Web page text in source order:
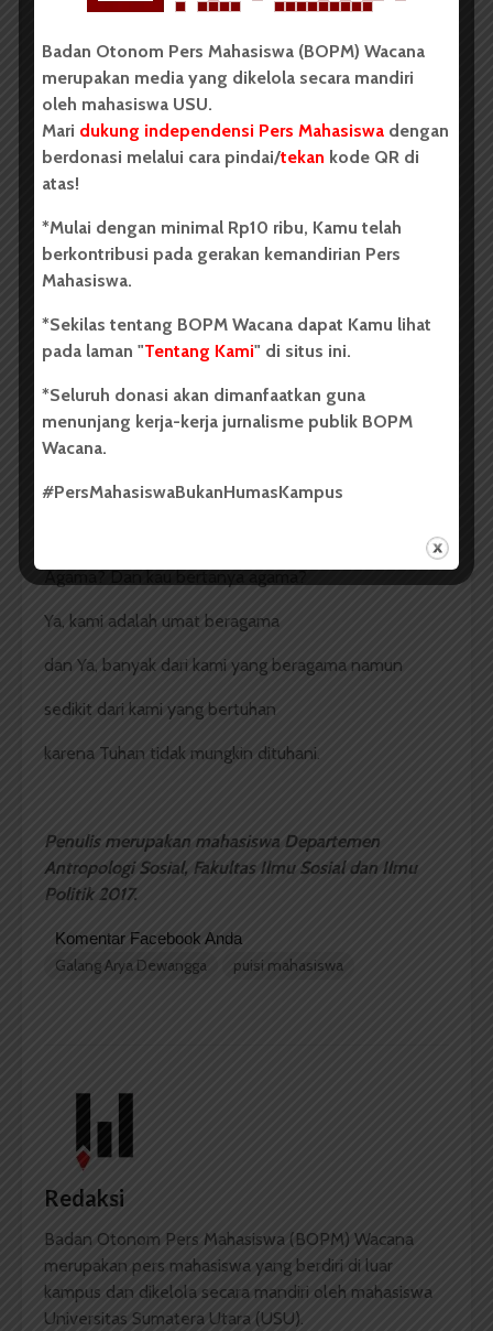
rakyat.
Ya, memang penguasa yang mengutus aparat,
yang membuat melarat, yang bergerak di balik
gelap bagai binatang pengerat, bertindak seperti
bangsat,
bersembunyi di balik jas dan dasi layaknya borjuis
keparat!
Dan kau bertanya, kenapa?
Lantas kau siapa? Mempertanyakan kebijakanku,
kemauanku.
Tugasku mengaturmu, tugasmu turutiku,
Ya, kami adalah umat beragama
dan Ya, banyak dari kami yang beragama namun
sedikit dari kami yang bertuhan
karena Tuhan tidak mungkin dituhani.
Penulis merupakan mahasiswa Departemen
Antropologi Sosial, Fakultas Ilmu Sosial dan Ilmu
Politik 2017.
Komentar Facebook Anda
Galang Arya Dewangga puisi mahasiswa
Redaksi
Badan Otonom Pers Mahasiswa (BOPM) Wacana
merupakan pers mahasiswa yang berdiri di luar
kampus dan dikelola secara mandiri oleh mahasiswa
Universitas Sumatera Utara (USU).
Badan Otonom Pers Mahasiswa (BOPM) Wacana
merupakan media yang dikelola secara mandiri
oleh mahasiswa USU.
Mari dukung independensi Pers Mahasiswa dengan
berdonasi melalui cara pindai/tekan kode QR di
atas!
*Mulai dengan minimal Rp10 ribu, Kamu telah
berkontribusi pada gerakan kemandirian Pers
Mahasiswa.
*Sekilas tentang BOPM Wacana dapat Kamu lihat
pada laman "Tentang Kami" di situs ini.
*Seluruh donasi akan dimanfaatkan guna
menunjang kerja-kerja jurnalisme publik BOPM
Wacana.
#PersMahasiswaBukanHumasKampus